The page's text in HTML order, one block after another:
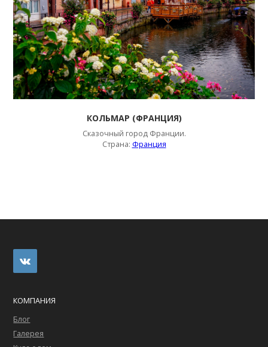
КОЛЬМАР (ФРАНЦИЯ)
Сказочный город Франции.
Страна: Франция
КОМПАНИЯ
Блог
Галерея